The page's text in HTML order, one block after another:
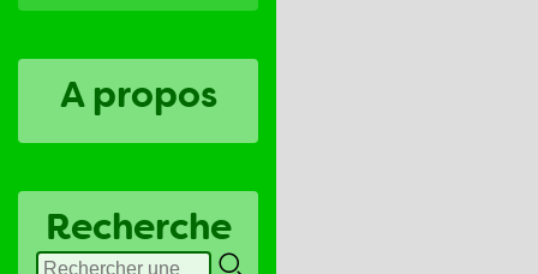
A propos
Recherche